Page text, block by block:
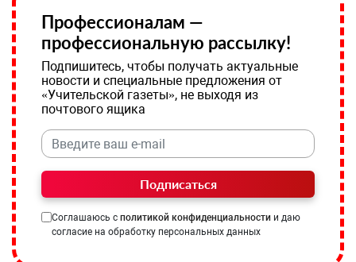
Профессионалам —
профессиональную рассылку!
Подпишитесь, чтобы получать актуальные
новости и специальные предложения от
«Учительской газеты», не выходя из
почтового ящика
Подписаться
Соглашаюсь с политикой конфиденциальности и даю
согласие на обработку персональных данных